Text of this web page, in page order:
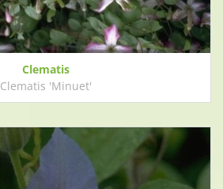
Clematis
Clematis 'Minuet'